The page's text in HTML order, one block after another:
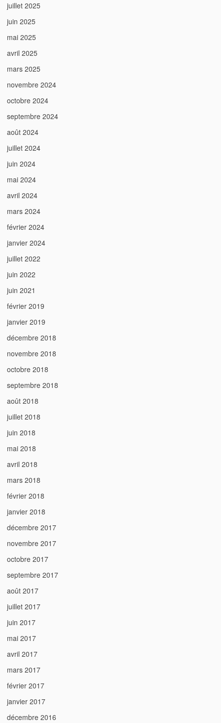
juillet 2025
juin 2025
mai 2025
avril 2025
mars 2025
novembre 2024
octobre 2024
septembre 2024
août 2024
juillet 2024
juin 2024
mai 2024
avril 2024
mars 2024
février 2024
janvier 2024
juillet 2022
juin 2022
juin 2021
février 2019
janvier 2019
décembre 2018
novembre 2018
octobre 2018
septembre 2018
août 2018
juillet 2018
juin 2018
mai 2018
avril 2018
mars 2018
février 2018
janvier 2018
décembre 2017
novembre 2017
octobre 2017
septembre 2017
août 2017
juillet 2017
juin 2017
mai 2017
avril 2017
mars 2017
février 2017
janvier 2017
décembre 2016